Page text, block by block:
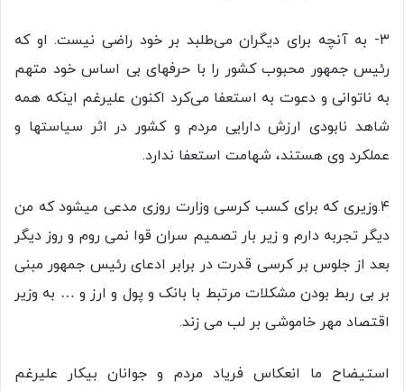
۳- به آنچه برای دیگران می‌طلبد بر خود راضی نیست. او که
رئیس جمهور محبوب کشور را با حرفهای بی اساس خود متهم
به ناتوانی و دعوت به استعفا می‌کرد اکنون علیرغم اینکه همه
شاهد نابودی ارزش دارایی مردم و کشور در اثر سیاستها و
عملکرد وی هستند، شهامت استعفا ندارد.
۴.وزیری که برای کسب کرسی وزارت روزی مدعی میشود که من
دیگر تجربه دارم و زیر بار تصمیم سران قوا نمی روم و روز دیگر
بعد از جلوس بر کرسی قدرت در برابر ادعای رئیس جمهور مبنی
بر بی ربط بودن مشکلات مرتبط با بانک و پول و ارز و … به وزیر
اقتصاد مهر خاموشی بر لب می زند.
استیضاح ما انعکاس فریاد مردم و جوانان بیکار علیرغم